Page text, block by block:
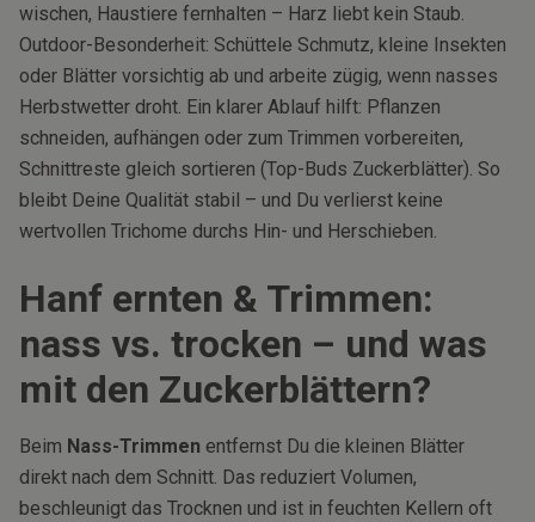
wischen, Haustiere fernhalten – Harz liebt kein Staub.
Outdoor-Besonderheit: Schüttele Schmutz, kleine Insekten
oder Blätter vorsichtig ab und arbeite zügig, wenn nasses
Herbstwetter droht. Ein klarer Ablauf hilft: Pflanzen
schneiden, aufhängen oder zum Trimmen vorbereiten,
Schnittreste gleich sortieren (Top-Buds Zuckerblätter). So
bleibt Deine Qualität stabil – und Du verlierst keine
wertvollen Trichome durchs Hin- und Herschieben.
Hanf ernten & Trimmen:
nass vs. trocken – und was
mit den Zuckerblättern?
Beim Nass-Trimmen entfernst Du die kleinen Blätter
direkt nach dem Schnitt. Das reduziert Volumen,
beschleunigt das Trocknen und ist in feuchten Kellern oft